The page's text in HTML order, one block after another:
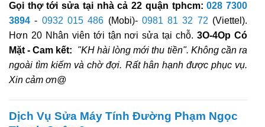
Gọi thợ tới sửa tại nhà cả 22 quận tphcm:028 7300
3894- 0932 015 486 (Mobi)- 0981 81 32 72 (Viettel).
Hơn 20 Nhân viên tới tận nơi sửa tại chỗ.3O-4Op Có
Mặt - Cam kết:
"KH hài lòng mới thu tiền". Không cần ra
ngoài tìm kiếm và chờ đợi. Rất hân hạnh được phục vụ.
Xin cảm ơn@
Dịch Vụ Sửa Máy Tính Đường Phạm Ngọc